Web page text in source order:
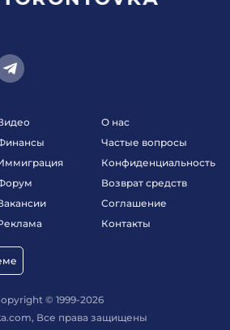
О нас
Частые вопросы
Конфиденциальность
Возврат средств
Соглашение
Контакты
© 1999-2026
Все права защищены